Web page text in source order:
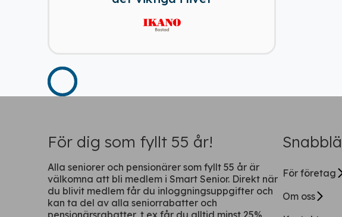
För dig som fyllt 55 år!
Alla seniorer och pensionärer som fyllt 55 år är
välkomna att bli medlem i Smart Senior. Direkt när
du blivit medlem får du inloggningsuppgifter och
kan ta del av alla seniorrabatter och
pensionärsrabatter, t ex får du alltid minst 25%
För företag
Om oss